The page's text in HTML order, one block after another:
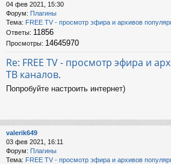
04 фев 2021, 15:30
Форум: Плагины
Тема: FREE TV - просмотр эфира и архивов
Ответы: 11856
Просмотры: 14645970
Re: FREE TV - просмотр эфира и
ТВ каналов.
Попробуйте настроить интернет)
valerik649
03 фев 2021, 16:11
Форум: Плагины
Тема: FREE TV - просмотр эфира и архивов